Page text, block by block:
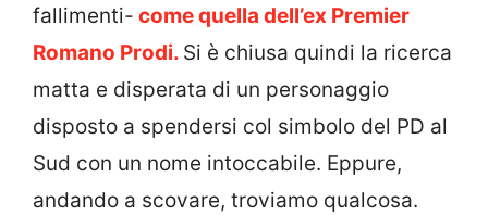
fallimenti- come quella dell’ex Premier
Romano Prodi. Si è chiusa quindi la ricerca
matta e disperata di un personaggio
disposto a spendersi col simbolo del PD al
Sud con un nome intoccabile. Eppure,
andando a scovare, troviamo qualcosa.